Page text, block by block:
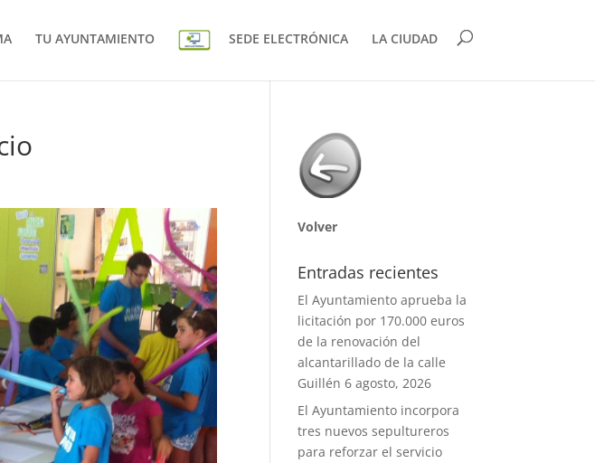
TU AYUNTAMIENTO SEDE ELECTRÓNICA LA CIUDAD
Volver
Entradas recientes
El Ayuntamiento aprueba la
licitación por 170.000 euros
de la renovación del
alcantarillado de la calle
Guillén 6 agosto, 2026
El Ayuntamiento incorpora
tres nuevos sepultureros
para reforzar el servicio